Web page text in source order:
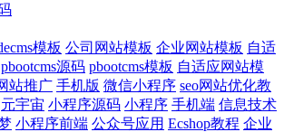
模板 公司网站模板 企业网站模板 自适
pbootcms源码 pbootcms模板 自适应网站模
站推广 手机版 微信小程序 seo网站优化教
元宇宙 小程序源码 小程序 手机端 信息技术
小程序前端 公众号应用 Ecshop教程 企业